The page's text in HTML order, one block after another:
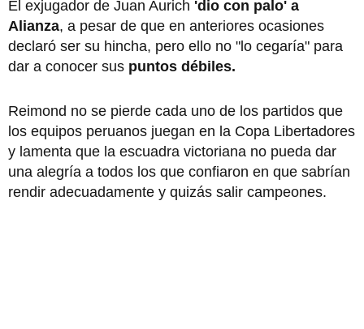
El exjugador de Juan Aurich 'dio con palo' a
Alianza, a pesar de que en anteriores ocasiones
declaró ser su hincha, pero ello no "lo cegaría" para
dar a conocer sus puntos débiles.
Reimond no se pierde cada uno de los partidos que
los equipos peruanos juegan en la Copa Libertadores
y lamenta que la escuadra victoriana no pueda dar
una alegría a todos los que confiaron en que sabrían
rendir adecuadamente y quizás salir campeones.